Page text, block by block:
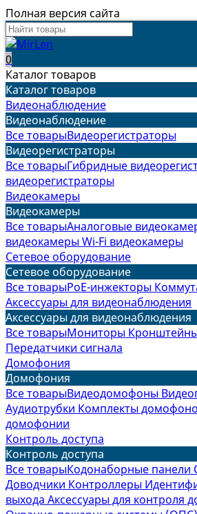
Полная версия сайта
0
Каталог товаров
Каталог товаров
Видеонаблюдение
Видеонаблюдение
Все товарыВидеорегистраторы
Видеорегистраторы
Все товарыГибридные
видеорегистраторы
Видеокамеры
Видеокамеры
Все товарыАналоговые
видеокамерыWi-Fi видеокамеры
Сетевое оборудование
Сетевое оборудование
Все товарыPoE-инжекторы
Аксессуары для видеонаблюдения
Аксессуары для видеонаблюдения
Все товарыМониторы
Передатчики сигнала
Домофония
Домофония
Все товарыВидеодомофоны
Аудиотрубки Комплекты
домофонии
Контроль доступа
Контроль доступа
Все товарыКодонаборные панели
Доводчики Контроллеры
выхода Аксессуары для контроля